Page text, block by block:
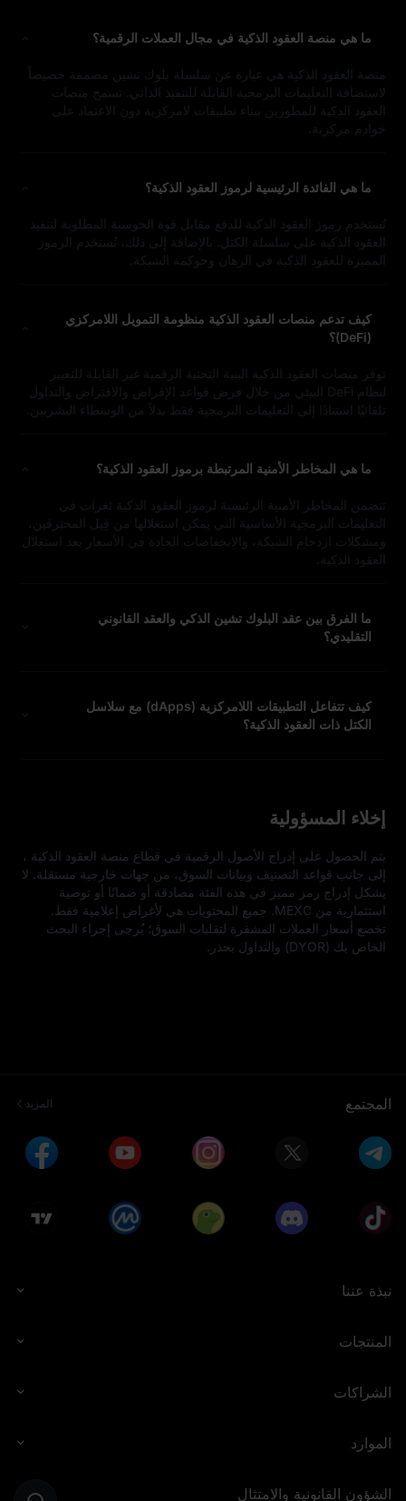
ما هي منصة العقود الذكية في مجال العملات الرقمية؟
منصة العقود الذكية هي عبارة عن سلسلة بلوك تشين مصممة خصيصاً
لاستضافة التعليمات البرمجية القابلة للتنفيذ الذاتي. تسمح منصات
العقود الذكية للمطورين ببناء تطبيقات لامركزية دون الاعتماد على
خوادم مركزية.
ما هي الفائدة الرئيسية لرموز العقود الذكية؟
تُستخدم رموز العقود الذكية للدفع مقابل قوة الحوسبة المطلوبة لتنفيذ
العقود الذكية على سلسلة الكتل. بالإضافة إلى ذلك، تُستخدم الرموز
المميزة للعقود الذكية في الرهان وحوكمة الشبكة.
كيف تدعم منصات العقود الذكية منظومة التمويل اللامركزي
(DeFi)؟
توفر منصات العقود الذكية البنية التحتية الرقمية غير القابلة للتغيير
لنظام DeFi البيئي من خلال فرض قواعد الإقراض والاقتراض والتداول
تلقائيًا استنادًا إلى التعليمات البرمجية فقط بدلاً من الوسطاء البشريين.
ما هي المخاطر الأمنية المرتبطة برموز العقود الذكية؟
تتضمن المخاطر الأمنية الرئيسية لرموز العقود الذكية ثغرات في
التعليمات البرمجية الأساسية التي يمكن استغلالها من قِبل المخترقين،
ومشكلات ازدحام الشبكة، والانخفاضات الحادة في الأسعار بعد استغلال
العقود الذكية.
ما الفرق بين عقد البلوك تشين الذكي والعقد القانوني
التقليدي؟
كيف تتفاعل التطبيقات اللامركزية (dApps) مع سلاسل
الكتل ذات العقود الذكية؟
إخلاء المسؤولية
الخاص بك (DYOR) والتداول بحذر.
المجتمع المزيد
نبذة عننا
المنتجات
الشراكات
الموارد
الشؤون القانونية والامتثال